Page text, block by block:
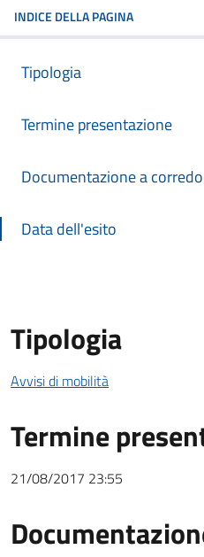
INDICE DELLA PAGINA
Tipologia
Termine presentazione
Documentazione a corredo
Data dell'esito
Tipologia
Avvisi di mobilità
Termine
21/08/2017 23:55